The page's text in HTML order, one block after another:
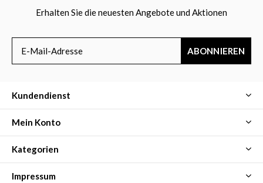
Erhalten Sie die neuesten Angebote und Aktionen
ABONNIEREN
Kundendienst
Mein Konto
Kategorien
Impressum